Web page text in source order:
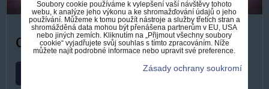
od 499 Kč
Soubory cookie používáme k vylepšení vaší návštěvy tohoto
webu, k analýze jeho výkonu a ke shromažďování údajů o jeho
používání. Můžeme k tomu použít nástroje a služby třetích stran a
shromážděná data mohou být přenášena partnerům v EU, USA
nebo jiných zemích. Kliknutím na „Přijmout všechny soubory
cookie“ vyjadřujete svůj souhlas s tímto zpracováním. Níže
můžete najít podrobné informace nebo upravit své preference.
Zásady ochrany soukromí